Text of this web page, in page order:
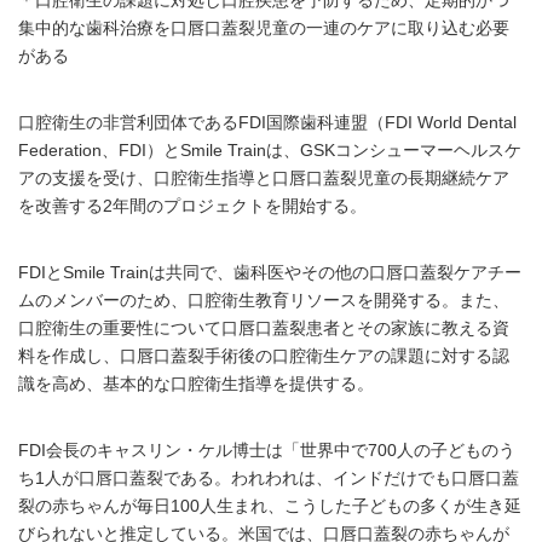
集中的な歯科治療を口唇口蓋裂児童の一連のケアに取り込む必要
がある
口腔衛生の非営利団体であるFDI国際歯科連盟（FDI World Dental
Federation、FDI）とSmile Trainは、GSKコンシューマーヘルスケ
アの支援を受け、口腔衛生指導と口唇口蓋裂児童の長期継続ケア
を改善する2年間のプロジェクトを開始する。
FDIとSmile Trainは共同で、歯科医やその他の口唇口蓋裂ケアチー
ムのメンバーのため、口腔衛生教育リソースを開発する。また、
口腔衛生の重要性について口唇口蓋裂患者とその家族に教える資
料を作成し、口唇口蓋裂手術後の口腔衛生ケアの課題に対する認
識を高め、基本的な口腔衛生指導を提供する。
FDI会長のキャスリン・ケル博士は「世界中で700人の子どものう
ち1人が口唇口蓋裂である。われわれは、インドだけでも口唇口蓋
裂の赤ちゃんが毎日100人生まれ、こうした子どもの多くが生き延
びられないと推定している。米国では、口唇口蓋裂の赤ちゃんが